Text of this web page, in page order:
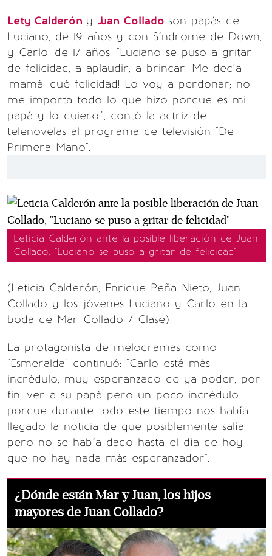
Lety Calderón y Juan Collado son papás de
Luciano, de 19 años y con Síndrome de Down,
y Carlo, de 17 años. "Luciano se puso a gritar
de felicidad, a aplaudir, a brincar. Me decía
'mamá ¡qué felicidad! Lo voy a perdonar; no
me importa todo lo que hizo porque es mi
papá y lo quiero'", contó la actriz de
telenovelas al programa de televisión "De
Primera Mano".
Leticia Calderón ante la posible liberación de Juan
Collado, "Luciano se puso a gritar de felicidad"
(Leticia Calderón, Enrique Peña Nieto, Juan
Collado y los jóvenes Luciano y Carlo en la
boda de Mar Collado / Clase)
La protagonista de melodramas como
"Esmeralda" continuó: "Carlo está más
incrédulo, muy esperanzado de ya poder, por
fin, ver a su papá pero un poco incrédulo
porque durante todo este tiempo nos había
llegado la noticia de que posiblemente salía,
pero no se había dado hasta el día de hoy
que no hay nada más esperanzador".
¿Dónde están Mar y Juan, los hijos
mayores de Juan Collado?